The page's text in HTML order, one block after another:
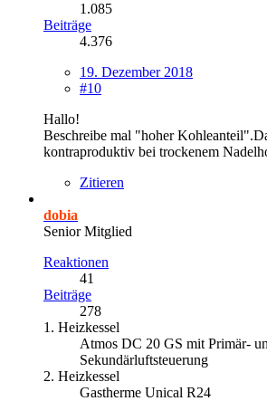
1.085
Beiträge
4.376
19. Dezember 2018
#10
Hallo!
Beschreibe mal "hoher
kontraproduktiv bei trockenem
Zitieren
dobia
Senior Mitglied
Reaktionen
41
Beiträge
278
1. Heizkessel
Atmos DC 20 GS mit Primär-
Sekundärluftsteuerung
2. Heizkessel
Gastherme Unical R24